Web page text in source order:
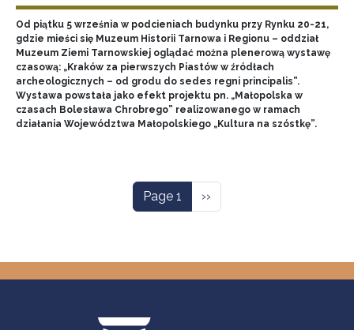
Od piątku 5 września w podcieniach budynku przy Rynku 20-21,
gdzie mieści się Muzeum Historii Tarnowa i Regionu – oddział
Muzeum Ziemi Tarnowskiej oglądać można plenerową wystawę
czasową: „Kraków za pierwszych Piastów w źródłach
archeologicznych – od grodu do sedes regni principalis”.
Wystawa powstała jako efekt projektu pn. „Małopolska w
czasach Bolesława Chrobrego” realizowanego w ramach
działania Województwa Małopolskiego „Kultura na szóstkę”.
Page 1 Next page
››